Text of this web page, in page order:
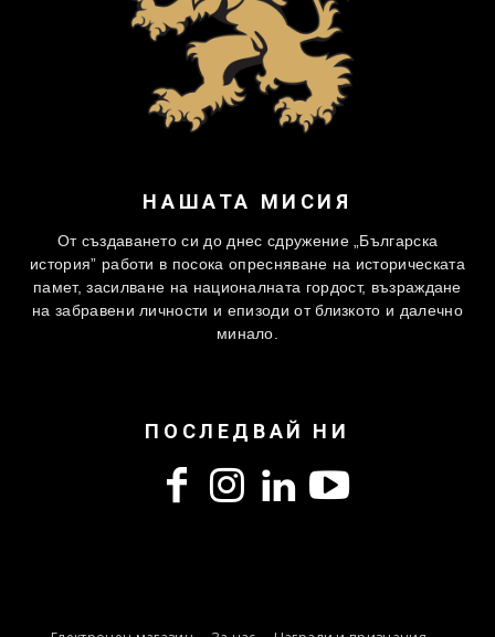
НАШАТА МИСИЯ
От създаването си до днес сдружение „Българска
история” работи в посока опресняване на историческата
памет, засилване на националната гордост, възраждане
на забравени личности и епизоди от близкото и далечно
минало.
ПОСЛЕДВАЙ НИ